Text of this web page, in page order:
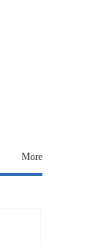
More